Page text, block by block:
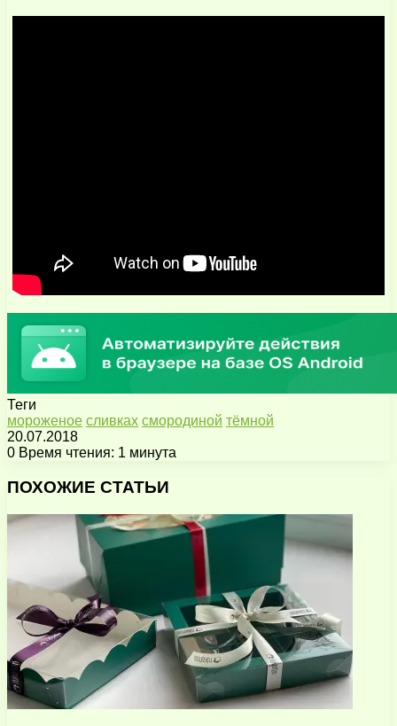
Теги
мороженое сливках смородиной тёмной
20.07.2018
0 Время чтения: 1 минута
через
почту
ПОХОЖИЕ СТАТЬИ